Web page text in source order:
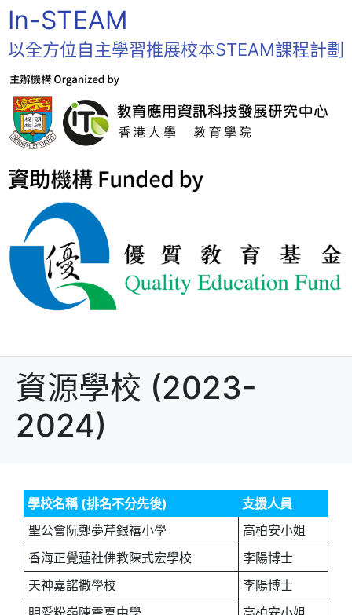
In-STEAM
以全方位自主學習推展校本STEAM課程計劃
資源學校 (2023-
2024)
學校名稱 (排名不分先後)
支援人員
聖公會阮鄭夢芹銀禧小學
高柏安小姐
香海正覺蓮社佛教陳式宏學校
李陽博士
天神嘉諾撒學校
李陽博士